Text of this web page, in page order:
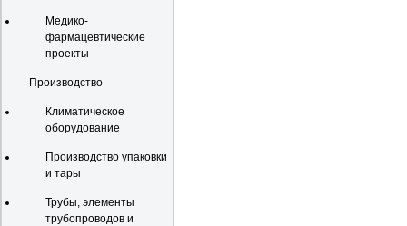
Медико-
фармацевтические
проекты
Производство
Климатическое
оборудование
Производство упаковки
и тары
Трубы, элементы
трубопроводов и